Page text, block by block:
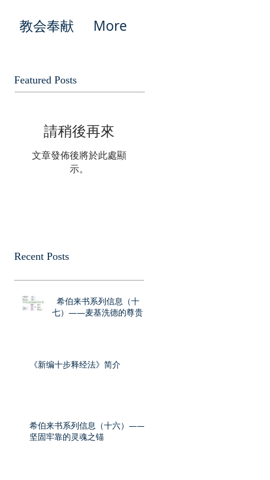
教会奉献 More
Featured Posts
請稍後再來
文章發佈後將於此處顯
示。
Recent Posts
希伯来书系列信息（十
七）——麦基洗德的尊贵
《新编十步释经法》简介
希伯来书系列信息（十六）——
坚固牢靠的灵魂之锚